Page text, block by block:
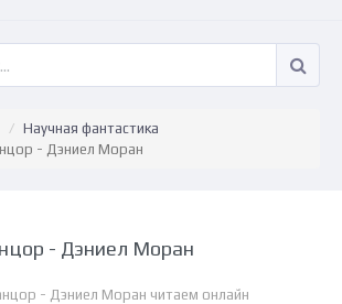
Научная фантастика
- Дэниел Моран
- Дэниел Моран
- Дэниел Моран читаем онлайн